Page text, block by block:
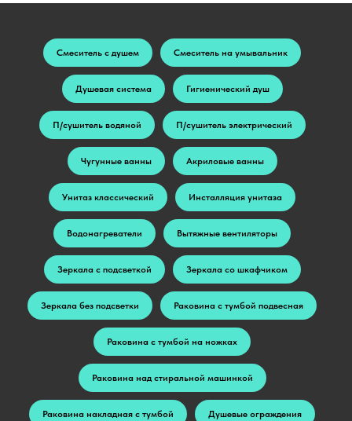
Смеситель с душем Смеситель на умывальник
Душевая система Гигиенический душ
П/сушитель водяной П/сушитель электрический
Чугунные ванны Акриловые ванны
Унитаз классический Инсталляция унитаза
Водонагреватели Вытяжные вентиляторы
Зеркала с подсветкой Зеркала со шкафчиком
Зеркала без подсветки Раковина с тумбой подвесная
Раковина с тумбой на ножках
Раковина над стиральной машинкой
Раковина накладная с тумбой Душевые ограждения